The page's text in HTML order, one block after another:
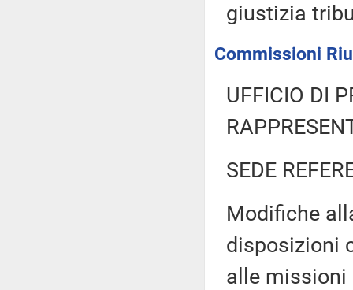
giustizia
Commissioni
UFFICIO DI
SEDE
Modifiche
disposizioni
alle missioni